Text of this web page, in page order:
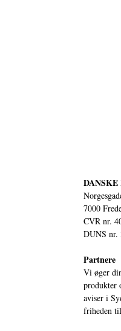
7000
CVR nr.
DUNS nr.
Partnere
Vi øger
produkter
aviser i
friheden